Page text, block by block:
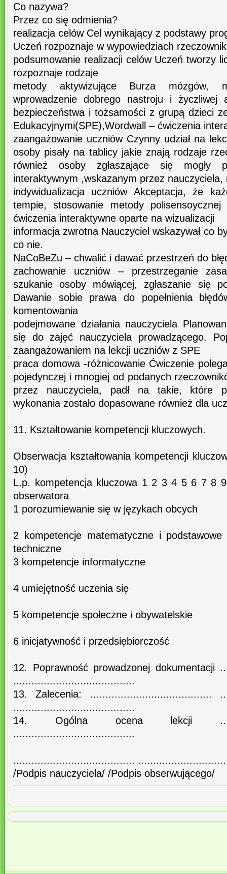
Co nazywa?
Przez co się odmienia?
realizacja celów Cel wynikający z podstawy
Uczeń rozpoznaje w wypowiedziach
podsumowanie realizacji celów Uczeń tworzy
rozpoznaje rodzaje
metody aktywizujące Burza mózgów,
wprowadzenie dobrego nastroju i życzliwej
bezpieczeństwa i tożsamości z grupą dzieci
Edukacyjnymi(SPE),Wordwall – ćwiczenia
zaangażowanie uczniów Czynny udział na
osoby pisały na tablicy jakie znają rodzaje
również osoby zgłaszające się mogły
interaktywnym ,wskazanym przez
indywidualizacja uczniów Akceptacja, że
tempie, stosowanie metody
ćwiczenia interaktywne oparte na wizualizacji
informacja zwrotna Nauczyciel wskazywał co
co nie.
NaCoBeZu – chwalić i dawać przestrzeń do
zachowanie uczniów – przestrzeganie
szukanie osoby mówiącej, zgłaszanie się
Dawanie sobie prawa do popełnienia
komentowania
podejmowane działania nauczyciela
się do zajęć nauczyciela prowadzącego.
zaangażowaniem na lekcji uczniów z SPE
praca domowa -różnicowanie Ćwiczenie
pojedynczej i mnogiej od podanych
przez nauczyciela, padł na takie, które
wykonania zostało dopasowane również dla
11. Kształtowanie kompetencji kluczowych.
Obserwacja kształtowania kompetencji
10)
L.p. kompetencja kluczowa 1 2 3 4 5 6 7 8
obserwatora
1 porozumiewanie się w językach obcych
2 kompetencje matematyczne i
techniczne
3 kompetencje informatyczne
4 umiejętność uczenia się
5 kompetencje społeczne i obywatelskie
6 inicjatywność i przedsiębiorczość
12. Poprawność prowadzonej dokumentacji
........................................
13. Zalecenia: ........................................
........................................
14. Ogólna ocena lekcji
........................................
........................................
/Podpis nauczyciela/ /Podpis obserwującego/